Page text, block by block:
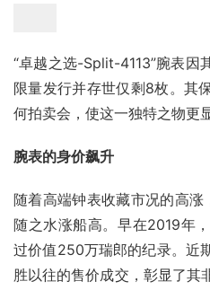
“卓越之选-Split-4113”腕表因
限量发行并存世仅剩8枚。其
何拍卖会，使这一独特之物更
腕表的身价飙升
随着高端钟表收藏市况的高
随之水涨船高。早在2019年
过价值250万瑞郎的纪录。近
胜以往的售价成交，彰显了其